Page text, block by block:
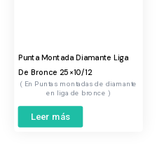
Punta Montada Diamante Liga
De Bronce 25×10/12
Puntas montadas de diamante
en liga de bronce
Leer más